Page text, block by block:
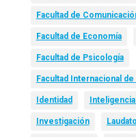
Facultad de
Facultad de Economía
Facultad de Psicología
Facultad Internacional
Identidad
Investigación